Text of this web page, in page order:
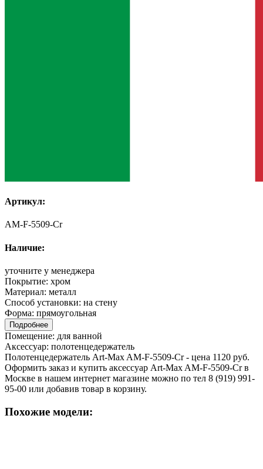
Артикул:
AM-F-5509-Cr
Наличие:
уточните у менеджера
Покрытие: хром
Материал: металл
Способ установки: на стену
Форма: прямоугольная
Подробнее
Помещение: для ванной
Аксессуар: полотенцедержатель
Полотенцедержатель Art-Max AM-F-5509-Cr - цена 1120 руб.
Оформить заказ и купить аксессуар Art-Max AM-F-5509-Cr в
Москве в нашем интернет магазине можно по тел 8 (919) 991-
95-00 или добавив товар в корзину.
Похожие модели: